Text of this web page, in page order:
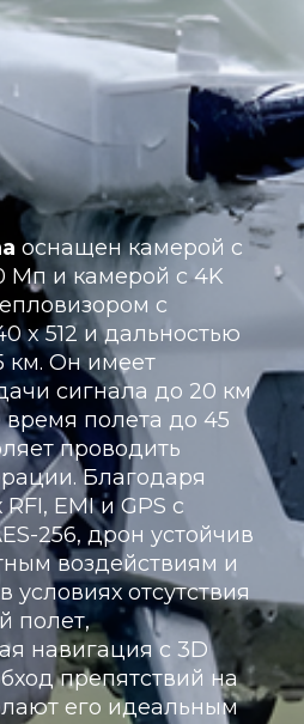
оснащен камерой с
Мп и камерой с 4K
с
x 512 и дальностью
км. Он имеет
сигнала до 20 км
полета до 45
проводить
Благодаря
EMI и GPS с
256, дрон устойчив
воздействиям и
условиях отсутствия
полет,
навигация с 3D
препятствий на
его идеальным